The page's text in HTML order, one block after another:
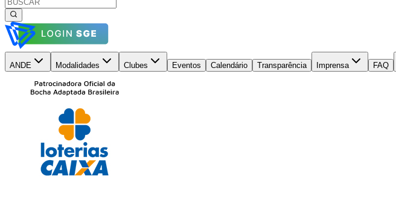
ANDE Modalidades Clubes Eventos Calendário Transparência Imprensa FAQ